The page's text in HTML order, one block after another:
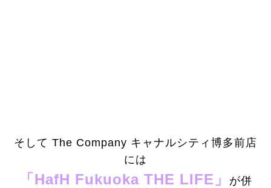
そして The Company キャナルシティ博多前店
には
「HafH Fukuoka THE LIFE」
が併